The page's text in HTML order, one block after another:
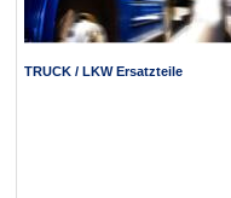
TRUCK / LKW Ersatzteile